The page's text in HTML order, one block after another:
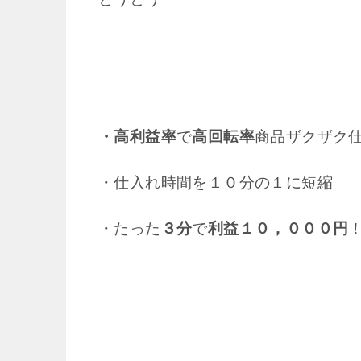
・高利益率で高回転率商品ザクザク
・仕入れ時間を１０分の１に短縮
・たった ３分で利益１０，０００円